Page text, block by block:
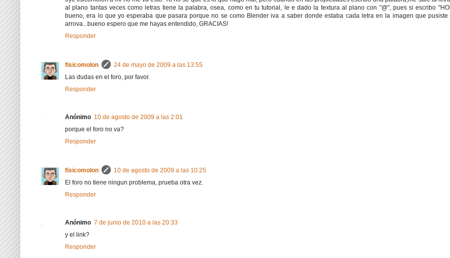
al plano tantas veces como letras tiene la palabra, osea, como en tu tutorial, le e dado la textura al plano con "@", pues si escribo
bueno, era lo que yo esperaba que pasara porque no se como Blender iva a saber donde estaba cada letra en la imagen que
arrova...bueno espero que me hayas entendido, GRACIAS!
Responder
fisicomolon
24 de mayo de 2009 a las 13:55
Las dudas en el foro, por favor.
Responder
Anónimo 10 de agosto de 2009 a las 2:01
porque el foro no va?
Responder
fisicomolon
10 de agosto de 2009 a las 10:25
El foro no tiene ningun problema, prueba otra vez.
Responder
Anónimo 7 de junio de 2010 a las 20:33
y el link?
Responder